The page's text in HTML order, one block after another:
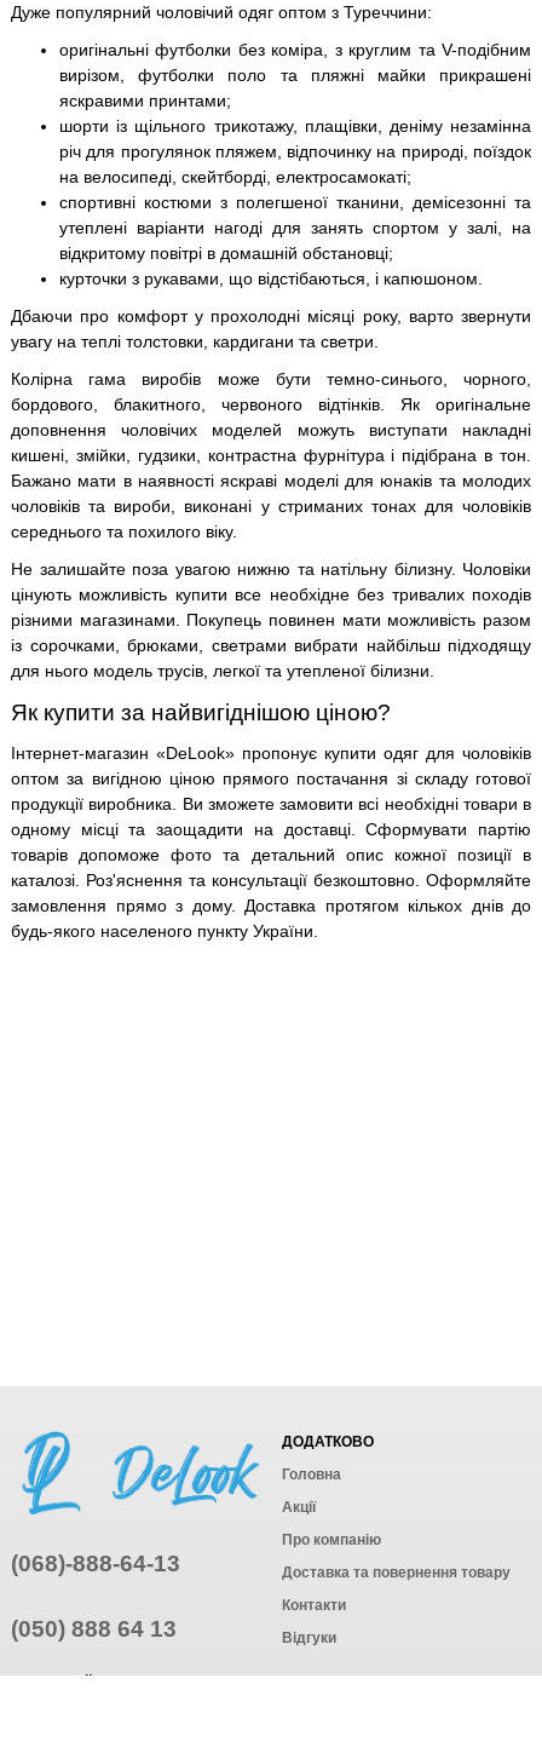
Дуже популярний чоловічий одяг оптом з Туреччини:
оригінальні футболки без коміра, з круглим та V-подібним
вирізом, футболки поло та пляжні майки прикрашені
яскравими принтами;
шорти із щільного трикотажу, плащівки, деніму незамінна
річ для прогулянок пляжем, відпочинку на природі, поїздок
на велосипеді, скейтборді, електросамокаті;
спортивні костюми з полегшеної тканини, демісезонні та
утеплені варіанти нагоді для занять спортом у залі, на
відкритому повітрі в домашній обстановці;
курточки з рукавами, що відстібаються, і капюшоном.
Дбаючи про комфорт у прохолодні місяці року, варто звернути
увагу на теплі толстовки, кардигани та светри.
Колірна гама виробів може бути темно-синього, чорного,
бордового, блакитного, червоного відтінків. Як оригінальне
доповнення чоловічих моделей можуть виступати накладні
кишені, змійки, гудзики, контрастна фурнітура і підібрана в тон.
Бажано мати в наявності яскраві моделі для юнаків та молодих
чоловіків та вироби, виконані у стриманих тонах для чоловіків
середнього та похилого віку.
Не залишайте поза увагою нижню та натільну білизну. Чоловіки
цінують можливість купити все необхідне без тривалих походів
різними магазинами. Покупець повинен мати можливість разом
із сорочками, брюками, светрами вибрати найбільш підходящу
для нього модель трусів, легкої та утепленої білизни.
Як купити за найвигіднішою ціною?
Інтернет-магазин «DeLook» пропонує купити одяг для чоловіків
оптом за вигідною ціною прямого постачання зі складу готової
продукції виробника. Ви зможете замовити всі необхідні товари в
одному місці та заощадити на доставці. Сформувати партію
товарів допоможе фото та детальний опис кожної позиції в
каталозі. Роз'яснення та консультації безкоштовно. Оформляйте
замовлення прямо з дому. Доставка протягом кількох днів до
будь-якого населеного пункту України.
(068)-888-64-13
(050) 888 64 13
ДОДАТКОВО
Головна
Акції
Про компанію
Доставка та повернення товару
Контакти
Відгуки